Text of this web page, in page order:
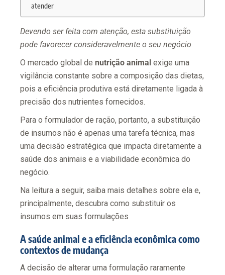
atender
Devendo ser feita com atenção, esta substituição
pode favorecer consideravelmente o seu negócio
O mercado global de nutrição animal exige uma
vigilância constante sobre a composição das dietas,
pois a eficiência produtiva está diretamente ligada à
precisão dos nutrientes fornecidos.
Para o formulador de ração, portanto, a substituição
de insumos não é apenas uma tarefa técnica, mas
uma decisão estratégica que impacta diretamente a
saúde dos animais e a viabilidade econômica do
negócio.
Na leitura a seguir, saiba mais detalhes sobre ela e,
principalmente, descubra como substituir os
insumos em suas formulações
A saúde animal e a eficiência econômica como
contextos de mudança
A decisão de alterar uma formulação raramente